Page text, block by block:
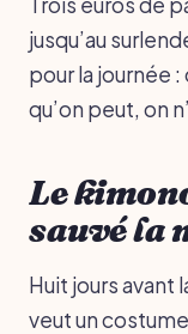
jusqu’au
pour la journée
qu’on peut, on
Le
sauvé la
Huit jours avant
veut un